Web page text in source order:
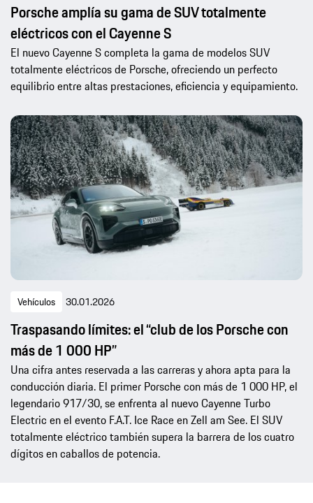
Porsche amplía su gama de SUV totalmente
eléctricos con el Cayenne S
El nuevo Cayenne S completa la gama de modelos SUV
totalmente eléctricos de Porsche, ofreciendo un perfecto
equilibrio entre altas prestaciones, eficiencia y equipamiento.
Vehículos 30.01.2026
Traspasando límites: el “club de los Porsche con
más de 1 000 HP”
Una cifra antes reservada a las carreras y ahora apta para la
conducción diaria. El primer Porsche con más de 1 000 HP, el
legendario 917/30, se enfrenta al nuevo Cayenne Turbo
Electric en el evento F.A.T. Ice Race en Zell am See. El SUV
totalmente eléctrico también supera la barrera de los cuatro
dígitos en caballos de potencia.